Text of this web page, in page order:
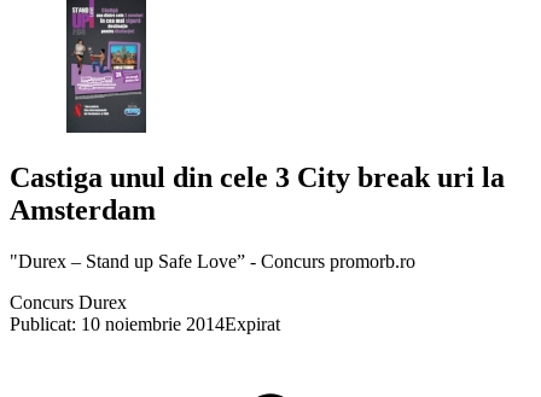
Castiga unul din cele 3 City break uri la
Amsterdam
"Durex – Stand up Safe Love” - Concurs promorb.ro
Concurs Durex
Publicat: 10 noiembrie 2014Expirat